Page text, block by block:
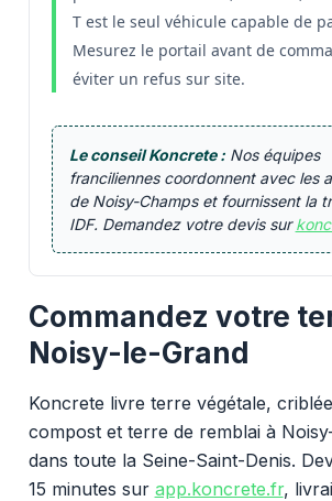
T est le seul véhicule capable de
Mesurez le portail avant de
éviter un refus sur site.
Le conseil Koncrete :Nos équipes
franciliennes coordonnent avec les
de Noisy-Champs et fournissent la
IDF. Demandez votre devis sur
Commandez votre
Noisy-le-Grand
Koncrete livre terre végétale,
compost et terre de remblai à
dans toute la Seine-Saint-Denis.
15 minutes sur app.koncrete.fr,